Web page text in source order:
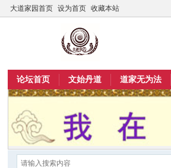
大道家园首页 设为首页 收藏本站
论坛首页 文始丹道 道家无为法